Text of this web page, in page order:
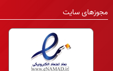
مجوزهای سایت